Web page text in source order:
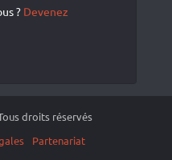
? Devenez
droits réservés
Partenariat